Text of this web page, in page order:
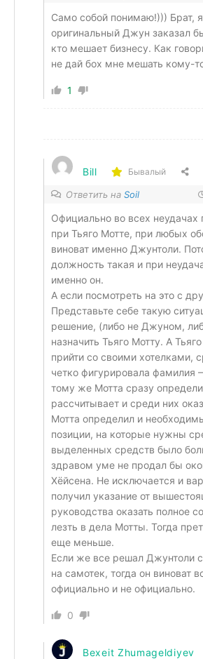
Само собой понимаю!))) Брат,
оригинальный Джун заказал
кто мешает бизнесу. Как
не дай бох мне мешать кому-
1
Bill Бывалый
Ответить на Soil
Официально во всех неудачах
при Тьяго Мотте, при любых
виноват именно Джунтоли.
должность такая и при
именно он.
А если посмотреть на это с
Представьте себе такую
решение, (либо не Джуном,
назначить Тьяго Мотту. А
прийти со своими хотелками,
четко фигурировала фамилия
тому же Мотта сразу
рассчитывает и среди них
Мотта определил и
позиции, на которые нужны
выделенных средств было
здравом уме не продал бы
Хёйсена. Не исключается и
получил указание от
руководства оказать полное
лезть в дела Мотты. Тогда
еще меньше.
Если же все решал Джунтоли
на самотек, тогда он виноват
официально и не официально.
0
Bexeit Zhumageldiyev